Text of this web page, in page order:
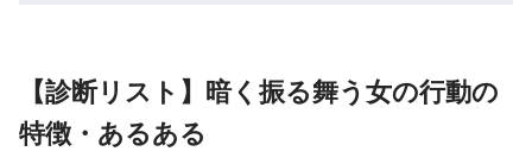
【診断リスト】暗く振る舞う女の行動の
特徴・あるある